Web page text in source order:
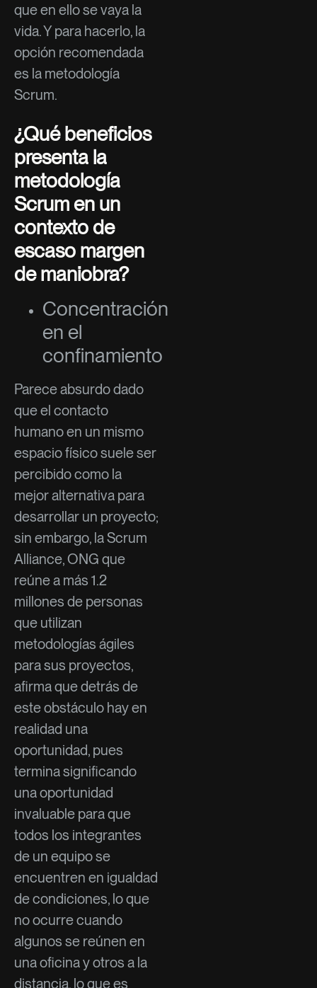
que en ello se vaya la
vida. Y para hacerlo, la
opción recomendada
es la metodología
Scrum.
¿Qué beneficios
presenta la
metodología
Scrum en un
contexto de
escaso margen
de maniobra?
Concentración
en el
confinamiento
Parece absurdo dado
que el contacto
humano en un mismo
espacio físico suele ser
percibido como la
mejor alternativa para
desarrollar un proyecto;
sin embargo, la Scrum
Alliance, ONG que
reúne a más 1.2
millones de personas
que utilizan
metodologías ágiles
para sus proyectos,
afirma que detrás de
este obstáculo hay en
realidad una
oportunidad, pues
termina significando
una oportunidad
invaluable para que
todos los integrantes
de un equipo se
encuentren en igualdad
de condiciones, lo que
no ocurre cuando
algunos se reúnen en
una oficina y otros a la
distancia, lo que es